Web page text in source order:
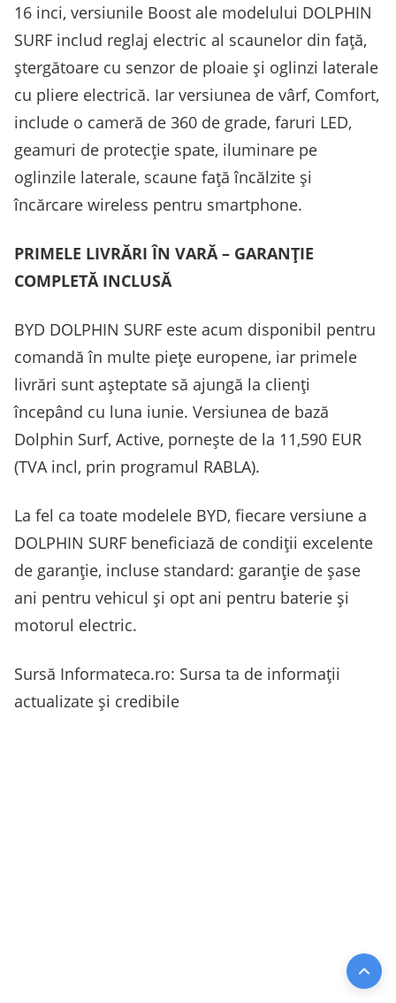
16 inci, versiunile Boost ale modelului DOLPHIN
SURF includ reglaj electric al scaunelor din față,
ștergătoare cu senzor de ploaie și oglinzi laterale
cu pliere electrică. Iar versiunea de vârf, Comfort,
include o cameră de 360 de grade, faruri LED,
geamuri de protecție spate, iluminare pe
oglinzile laterale, scaune față încălzite și
încărcare wireless pentru smartphone.
PRIMELE LIVRĂRI ÎN VARĂ – GARANȚIE
COMPLETĂ INCLUSĂ
BYD DOLPHIN SURF este acum disponibil pentru
comandă în multe piețe europene, iar primele
livrări sunt așteptate să ajungă la clienți
începând cu luna iunie. Versiunea de bază
Dolphin Surf, Active, pornește de la 11,590 EUR
(TVA incl, prin programul RABLA).
La fel ca toate modelele BYD, fiecare versiune a
DOLPHIN SURF beneficiază de condiții excelente
de garanție, incluse standard: garanție de șase
ani pentru vehicul și opt ani pentru baterie și
motorul electric.
Sursă Informateca.ro: Sursa ta de informații
actualizate și credibile